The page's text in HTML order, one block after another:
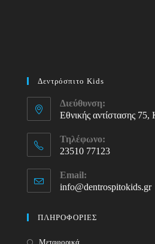
Δεντρόσπιτο Kids
Διεύθυνση:
Εθνικής αντίστασης 75,
Τηλέφωνο:
23510 77123
in
Email:
info@dentrospitokids.gr
ΠΛΗΡΟΦΟΡΙΕΣ
Μεταφορικά